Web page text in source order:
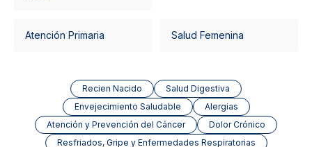
Atención Primaria Salud Femenina
Recien Nacido
Salud Digestiva
Envejecimiento Saludable
Alergias
Atención y Prevención del Cáncer
Dolor Crónico
Resfriados, Gripe y Enfermedades Respiratorias